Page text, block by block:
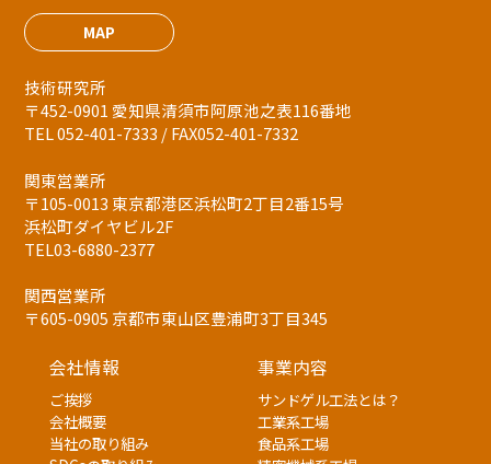
MAP
技術研究所
〒452-0901 愛知県清須市阿原池之表116番地
TEL 052-401-7333 / FAX052-401-7332
関東営業所
〒105-0013 東京都港区浜松町2丁目2番15号
浜松町ダイヤビル2F
TEL03-6880-2377
関西営業所
〒605-0905 京都市東山区豊浦町3丁目345
会社情報
ご挨拶
会社概要
当社の取り組み
事業内容
サンドゲル工法とは？
工業系工場
食品系工場